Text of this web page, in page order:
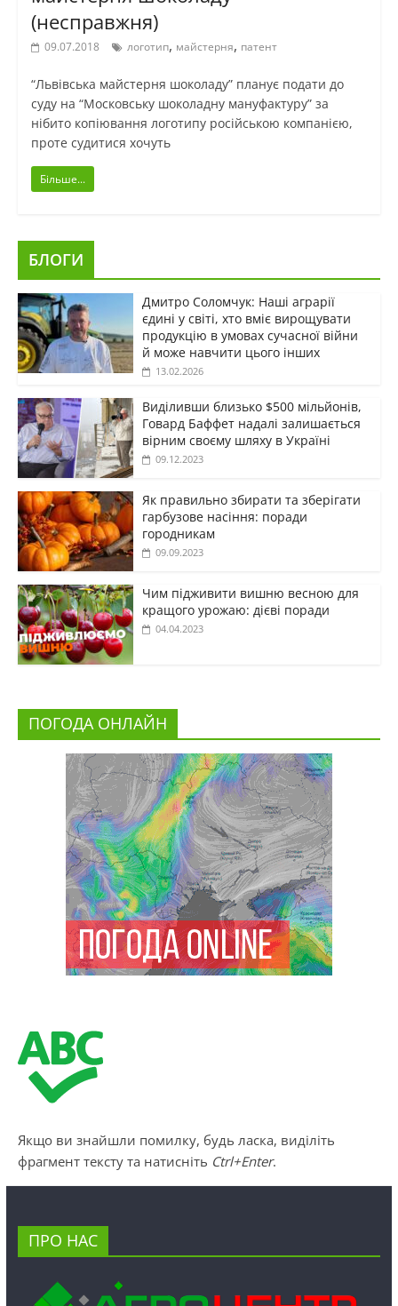
(несправжня)
09.07.2018 логотип, майстерня, патент
“Львівська майстерня шоколаду” планує подати до
суду на “Московську шоколадну мануфактуру” за
нібито копіювання логотипу російською компанією,
проте судитися хочуть
Більше...
БЛОГИ
Дмитро Соломчук: Наші аграрії
єдині у світі, хто вміє вирощувати
продукцію в умовах сучасної війни
й може навчити цього інших
13.02.2026
Виділивши близько $500 мільйонів,
Говард Баффет надалі залишається
вірним своєму шляху в Україні
09.12.2023
Як правильно збирати та зберігати
гарбузове насіння: поради
городникам
09.09.2023
Чим підживити вишню весною для
кращого урожаю: дієві поради
04.04.2023
ПОГОДА ОНЛАЙН
Якщо ви знайшли помилку, будь ласка, виділіть
фрагмент тексту та натисніть Ctrl+Enter.
ПРО НАС